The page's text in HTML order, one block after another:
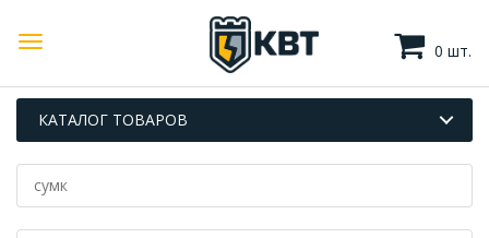
0 шт.
КАТАЛОГ ТОВАРОВ